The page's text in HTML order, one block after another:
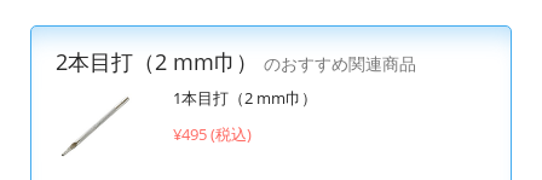
2本目打（2 mm巾）
のおすすめ関連商品
1本目打（2 mm巾）
¥495 (税込)